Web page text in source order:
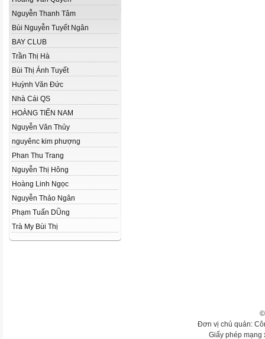
Nguyễn Thanh Tâm
Bùi Nguyễn Tuyết Ngân
BAY CLUB
Trần Thị Hà
Bùi Thị Ánh Tuyết
Huỳnh Văn Đức
Nhà Cái QS
HOÀNG TIẾN NAM
Nguyễn Văn Thủy
nguyênc kim phượng
Phan Thu Trang
Nguyễn Thị Hông
Hoàng Linh Ngọc
Nguyễn Thảo Ngân
Phạm Tuấn DŨng
Trà My Bùi Thị
Đơn vị chủ quản:
Giấy phép mạng